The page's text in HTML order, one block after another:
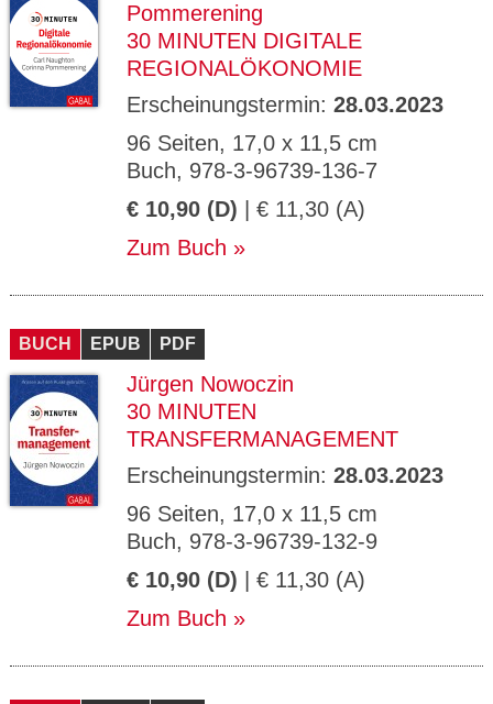
Pommerening
30 MINUTEN DIGITALE
REGIONALÖKONOMIE
Erscheinungstermin: 28.03.2023
96 Seiten, 17,0 x 11,5 cm
Buch, 978-3-96739-136-7
€ 10,90 (D) | € 11,30 (A)
Zum Buch
BUCH EPUB PDF
Jürgen Nowoczin
30 MINUTEN
TRANSFERMANAGEMENT
Erscheinungstermin: 28.03.2023
96 Seiten, 17,0 x 11,5 cm
Buch, 978-3-96739-132-9
€ 10,90 (D) | € 11,30 (A)
Zum Buch